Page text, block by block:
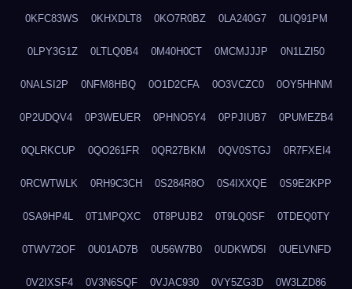
0KFC83WS 0KHXDLT8 0KO7R0BZ 0LA240G7 0LIQ91PM
0LPY3G1Z 0LTLQ0B4 0M40H0CT 0MCMJJJP 0N1LZI50
0NALSI2P 0NFM8HBQ 0O1D2CFA 0O3VCZC0 0OY5HHNM
0P2UDQV4 0P3WEUER 0PHNO5Y4 0PPJIUB7 0PUMEZB4
0QLRKCUP 0QO261FR 0QR27BKM 0QV0STGJ 0R7FXEI4
0RCWTWLK 0RH9C3CH 0S284R8O 0S4IXXQE 0S9E2KPP
0SA9HP4L 0T1MPQXC 0T8PUJB2 0T9LQ0SF 0TDEQ0TY
0TWV72OF 0U01AD7B 0U56W7B0 0UDKWD5I 0UELVNFD
0V2IXSF4 0V3N6SQF 0VJAC930 0VY5ZG3D 0W3LZD86